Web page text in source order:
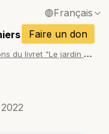
Français
/ Anglais
/ Espagnol
/ Italien
Faire un don
C
hansons du livret "Le jardin de mon coeur"